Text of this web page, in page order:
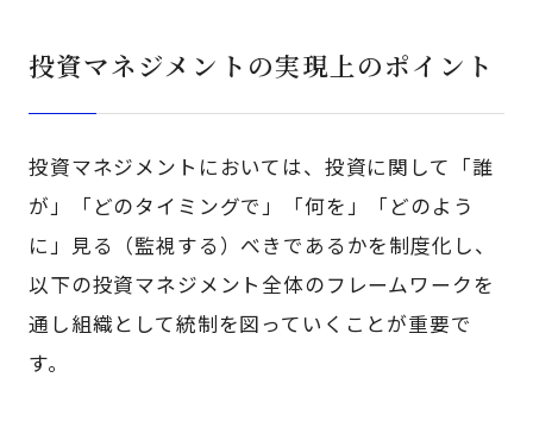
投資マネジメントの実現上のポイント
投資マネジメントにおいては、投資に関して「誰
が」「どのタイミングで」「何を」「どのよう
に」見る（監視する）べきであるかを制度化し、
以下の投資マネジメント全体のフレームワークを
通し組織として統制を図っていくことが重要で
す。